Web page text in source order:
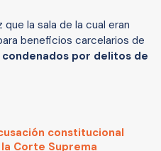
la sala de la cual eran
beneficios carcelarios de
por delitos de
constitucional
Corte Suprema